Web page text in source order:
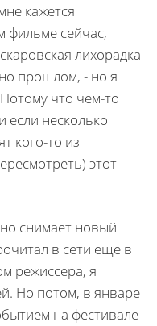
кажется
фильме сейчас,
лихорадка
прошлом, - но я
что чем-то
если несколько
кого-то из
этот
снимает новый
в сети еще в
режиссера, я
Но потом, в январе
на фестивале